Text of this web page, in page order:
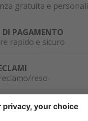
gratuita e
DI PAGAMENTO
rapido e sicuro
reso
DISPONIBILE